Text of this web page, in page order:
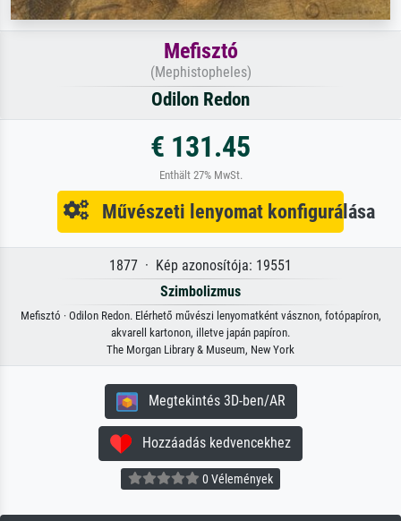
Mefisztó
(Mephistopheles)
Odilon Redon
€ 131.45
Enthält 27% MwSt.
Művészeti lenyomat konfigurálása
1877 · Kép azonosítója: 19551
Szimbolizmus
Mefisztó · Odilon Redon. Elérhető művészi lenyomatként vásznon, fotópapíron,
akvarell kartonon, illetve japán papíron.
The Morgan Library & Museum, New York
Megtekintés 3D-ben/AR
Hozzáadás kedvencekhez
0 Vélemények